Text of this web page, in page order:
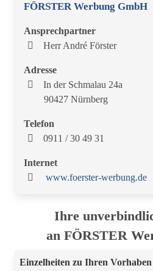
FÖRSTER Werbung GmbH
Ansprechpartner
Herr André Förster
Adresse
In der Schmalau 24a
90427 Nürnberg
Telefon
0911 / 30 49 31
Internet
www.foerster-werbung.de
Ihre
an FÖRSTER
Einzelheiten zu Ihren Vorhaben